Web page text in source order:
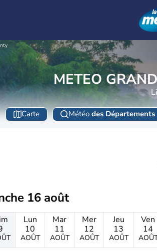
METEO
Carte Météo des Départements
16 août
Lun
10
AOÛT
Mar
11
AOÛT
Mer
12
AOÛT
Jeu
13
AOÛT
Ven
14